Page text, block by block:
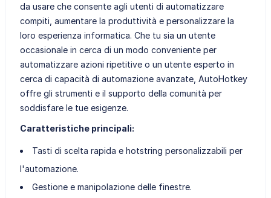
da usare che consente agli utenti di automatizzare
compiti, aumentare la produttività e personalizzare la
loro esperienza informatica. Che tu sia un utente
occasionale in cerca di un modo conveniente per
automatizzare azioni ripetitive o un utente esperto in
cerca di capacità di automazione avanzate, AutoHotkey
offre gli strumenti e il supporto della comunità per
soddisfare le tue esigenze.
Caratteristiche principali:
Tasti di scelta rapida e hotstring personalizzabili per
l'automazione.
Gestione e manipolazione delle finestre.